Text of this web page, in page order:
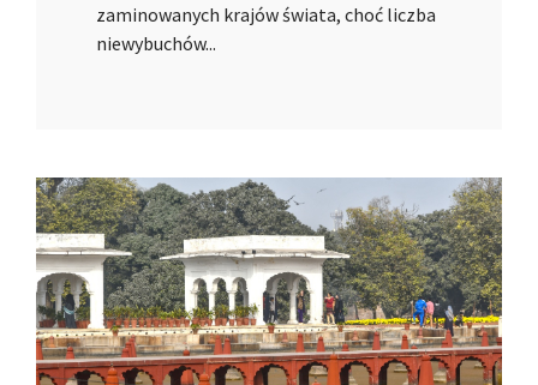
zaminowanych krajów świata, choć liczba
niewybuchów...